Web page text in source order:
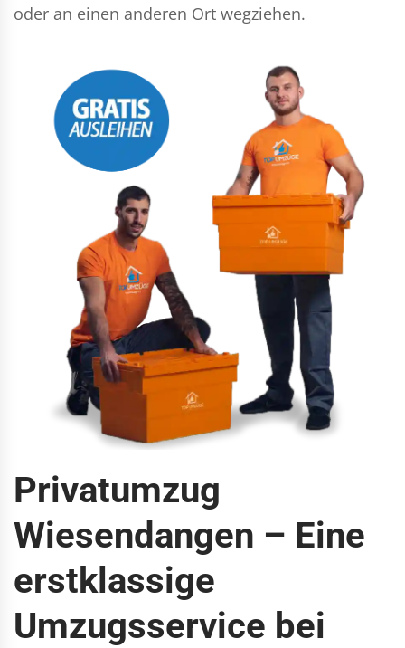
oder an einen anderen Ort wegziehen.
Privatumzug
Wiesendangen – Eine
erstklassige
Umzugsservice bei